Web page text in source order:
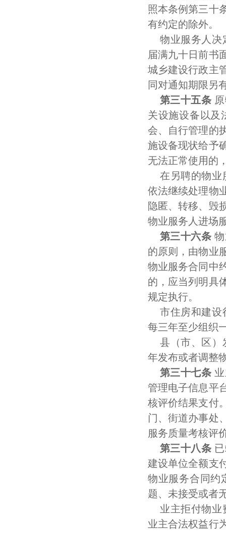
照本条例第三十
有约定的除外。
物业服务人决
届满九十日前书
城乡建设行政主
同对通知期限另
第三十五条
关设施设备以及
会、自行管理的
施设备现状给予
无法正常使用的
在另聘的物业
依法继续处理物
隐匿、转移、毁
物业服务人进场
第三十六条
的原则，由物业
物业服务合同中
的，应当列明具
规定执行。
市住房和建设
每三年至少组织
县（市、区）
年发布或者调整
第三十七条
管理电子信息平
核评价结果支付
门、街道办事处
服务质量考核评
第三十八条
建设单位全额支
物业服务合同约
题、未接受或者
业主拒付物业
业主合法权益行